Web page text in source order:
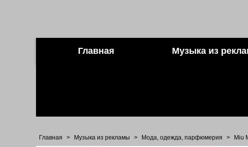
Главная Музыка из
Главная > Музыка из рекламы > Мода, одежда, парфюмерия > Miu